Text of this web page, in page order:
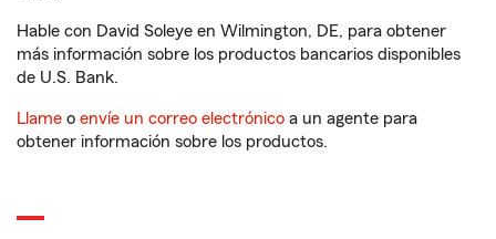
Hable con David Soleye en Wilmington, DE, para obtener
más información sobre los productos bancarios disponibles
de U.S. Bank.
Llame o envíe un correo electrónico a un agente para
obtener información sobre los productos.